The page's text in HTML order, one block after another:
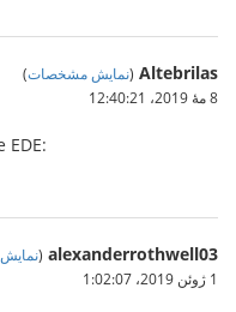
Altebrilas
(نمایش مشخصات)
8 مهٔ 2019،‏ 12:40:21
EDE:
alexanderrothwell03
(
1 ژوئن 2019،‏ 1:02:07